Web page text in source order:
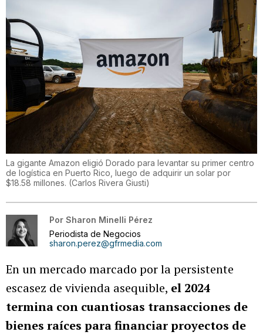
La gigante Amazon eligió Dorado para levantar su primer centro
de logística en Puerto Rico, luego de adquirir un solar por
$18.58 millones. (Carlos Rivera Giusti)
Por Sharon Minelli Pérez
Periodista de Negocios
sharon.perez@gfrmedia.com
En un mercado marcado por la persistente
escasez de vivienda asequible, el 2024
termina con cuantiosas transacciones de
bienes raíces para financiar proyectos de